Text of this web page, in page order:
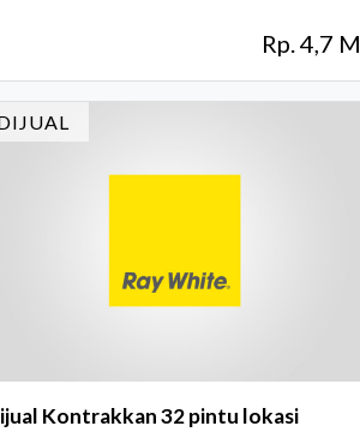
Rp. 4,7 M
Kontrakkan 32 pintu lokasi